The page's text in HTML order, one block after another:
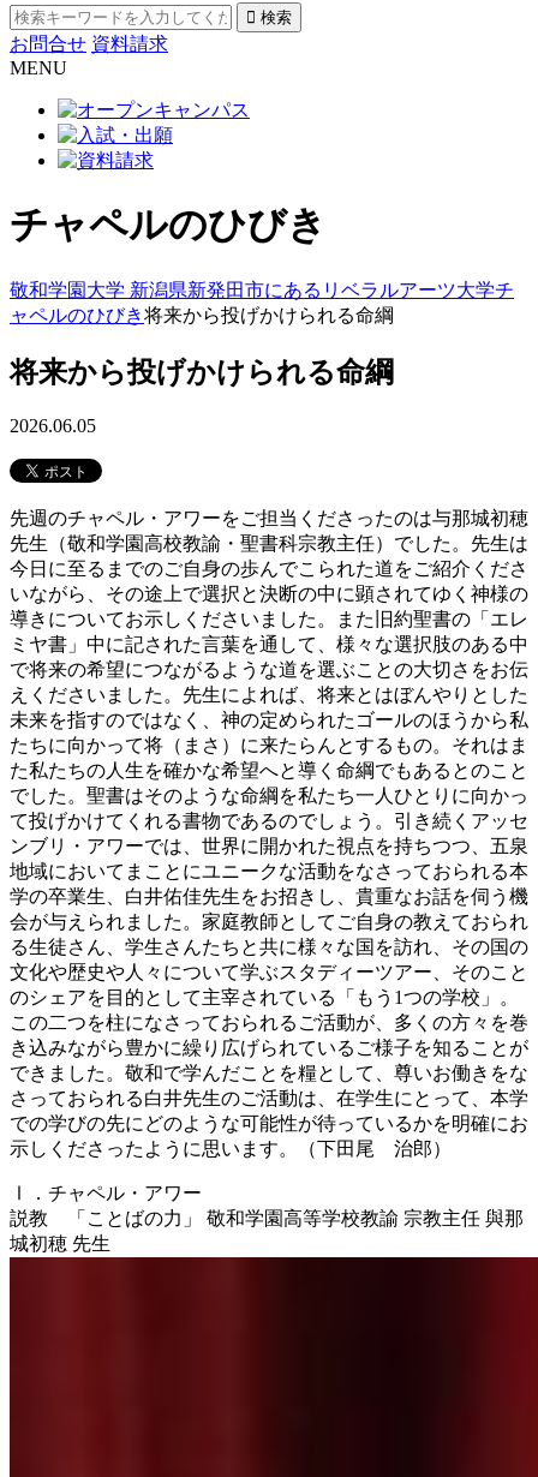
お問合せ 資料請求
MENU
チャペルのひびき
敬和学園大学 新潟県新発田市にあるリベラルアーツ大学チ
ャペルのひびき将来から投げかけられる命綱
将来から投げかけられる命綱
2026.06.05
先週のチャペル・アワーをご担当くださったのは与那城初穂
先生（敬和学園高校教諭・聖書科宗教主任）でした。先生は
今日に至るまでのご自身の歩んでこられた道をご紹介くださ
いながら、その途上で選択と決断の中に顕されてゆく神様の
導きについてお示しくださいました。また旧約聖書の「エレ
ミヤ書」中に記された言葉を通して、様々な選択肢のある中
で将来の希望につながるような道を選ぶことの大切さをお伝
えくださいました。先生によれば、将来とはぼんやりとした
未来を指すのではなく、神の定められたゴールのほうから私
たちに向かって将（まさ）に来たらんとするもの。それはま
た私たちの人生を確かな希望へと導く命綱でもあるとのこと
でした。聖書はそのような命綱を私たち一人ひとりに向かっ
て投げかけてくれる書物であるのでしょう。引き続くアッセ
ンブリ・アワーでは、世界に開かれた視点を持ちつつ、五泉
地域においてまことにユニークな活動をなさっておられる本
学の卒業生、白井佑佳先生をお招きし、貴重なお話を伺う機
会が与えられました。家庭教師としてご自身の教えておられ
る生徒さん、学生さんたちと共に様々な国を訪れ、その国の
文化や歴史や人々について学ぶスタディーツアー、そのこと
のシェアを目的として主宰されている「もう1つの学校」。
この二つを柱になさっておられるご活動が、多くの方々を巻
き込みながら豊かに繰り広げられているご様子を知ることが
できました。敬和で学んだことを糧として、尊いお働きをな
さっておられる白井先生のご活動は、在学生にとって、本学
での学びの先にどのような可能性が待っているかを明確にお
示しくださったように思います。（下田尾 治郎）
Ⅰ．チャペル・アワー
説教 「ことばの力」 敬和学園高等学校教諭 宗教主任 與那
城初穂 先生